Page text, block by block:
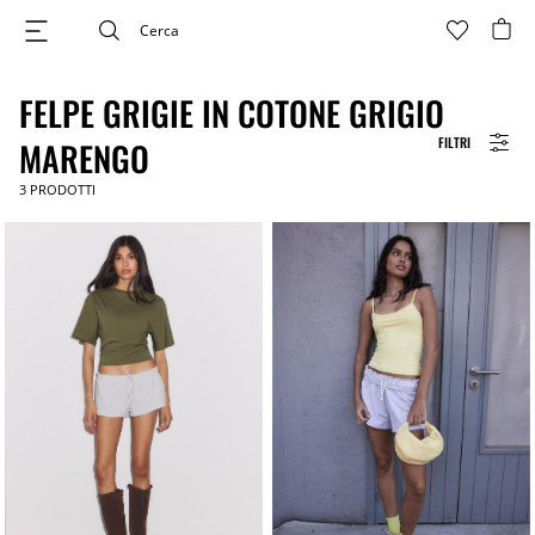
FILTRI
FELPE GRIGIE IN COTONE GRIGIO
MARENGO
3 PRODOTTI